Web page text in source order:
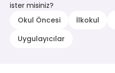
ister misiniz?
Okul Öncesi
İlkokul
Uygulayıcılar